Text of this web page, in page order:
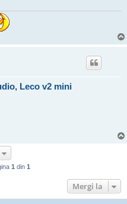
Leco v2 mini
1 din 1
Mergi la